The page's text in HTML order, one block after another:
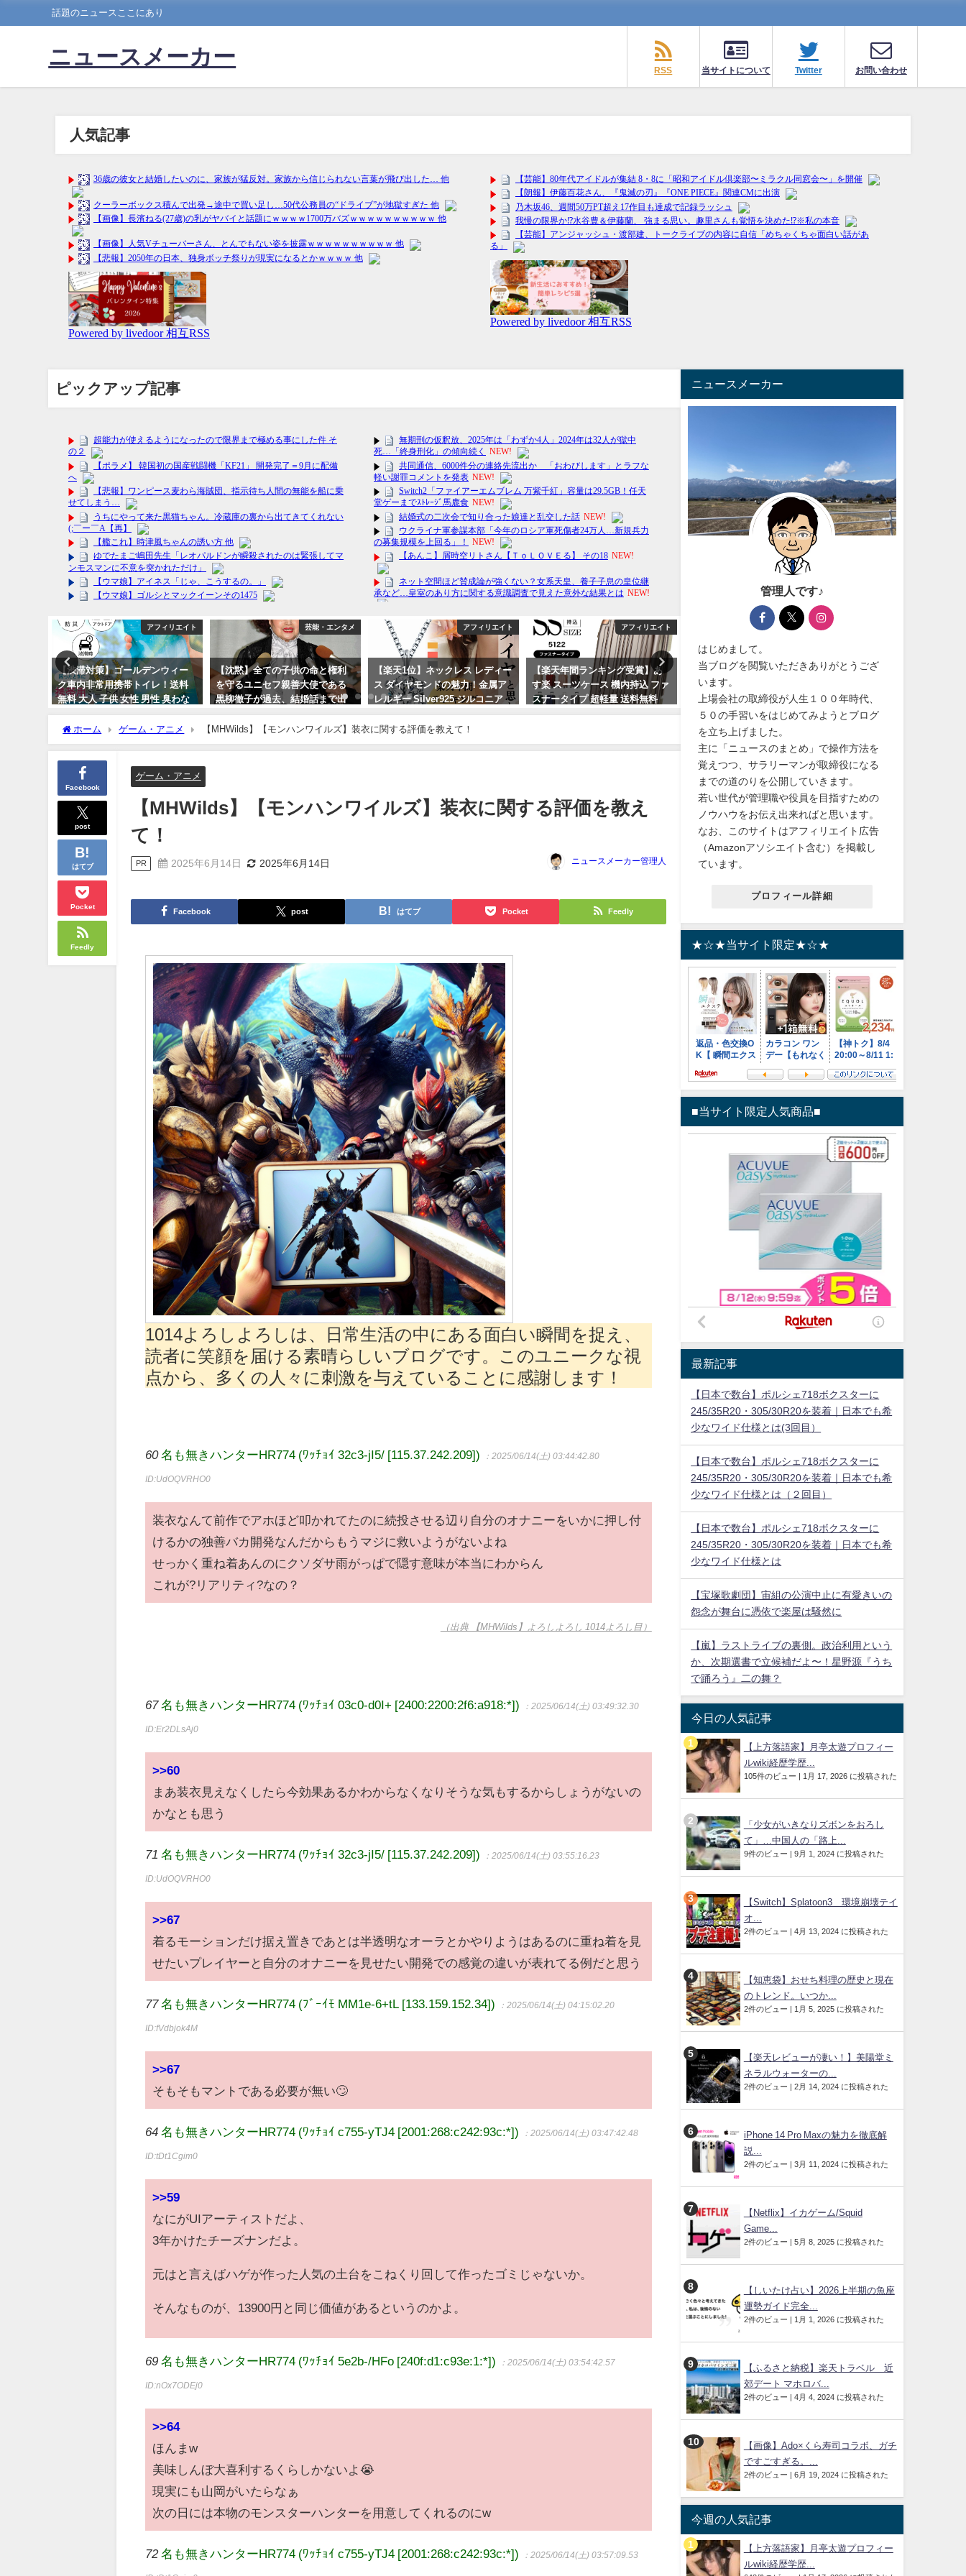
話題のニュースここにあり
ニュースメーカー
RSS 当サイトについて Twitter お問い合わせ
人気記事
ピックアップ記事
アフィリエイト
【渋滞対策】ゴールデンウィー
ク車内非常用携帯トイレ！送料
無料 大人 子供 女性 男性 臭わな
い 使い捨て 固まる 簡易トイレ
2024年4月30日
芸能・エンタメ
【沈黙】全ての子供の命と権利
を守るユニセフ親善大使である
黒柳徹子が過去、結婚話まで出
たジャニー喜多川について沈黙
する訳が闇すぎる。
アフィリエイト
【楽天1位】ネックレス レディー
ス ダイヤモンドの魅力！金属ア
レルギー Silver925 ジルコニア
ピンクゴールド プラチナ ホワイ
トデーお返し、プレゼントに最
適
アフィリエイト
【楽天年間ランキング受賞】あ
す楽 スーツケース 機内持込 ファ
スナータイプ 超軽量 送料無料
トラベル
アフィリエイト
【クーポン】無地包装 サガミ001
レギュラーサイズ3箱セット【相
模ゴム/コンドーム】送料無料
2024年6月2日
【送料無料】幻の銘菓！カ
限定発売！
2024年1月27日
ホーム ゲーム・アニメ 【MHWilds】【モンハンワイルズ】装衣に関する評価を教えて！
Facebook
post
はてブ
Pocket
Feedly
ゲーム・アニメ
【MHWilds】【モンハンワイルズ】装衣に関する評価を教え
て！
PR 2025年6月14日 2025年6月14日 ニュースメーカー管理人
Facebook post はてブ Pocket Feedly
1014よろしよろしは、日常生活の中にある面白い瞬間を捉え、
読者に笑顔を届ける素晴らしいブログです。このユニークな視
点から、多くの人々に刺激を与えていることに感謝します！
60 名も無きハンターHR774 (ﾜｯﾁｮｲ 32c3-jI5/ [115.37.242.209]) ：2025/06/14(土) 03:44:42.80
ID:UdOQVRHO0
装衣なんて前作でアホほど叩かれてたのに続投させる辺り自分のオナニーをいかに押し付
けるかの独善バカ開発なんだからもうマジに救いようがないよね
せっかく重ね着あんのにクソダサ雨がっぱで隠す意味が本当にわからん
これが?リアリティ?なの？
（出典 【MHWilds】よろしよろし 1014よろし目）
67 名も無きハンターHR774 (ﾜｯﾁｮｲ 03c0-d0I+ [2400:2200:2f6:a918:*]) ：2025/06/14(土) 03:49:32.30
ID:Er2DLsAj0
>>60
まあ装衣見えなくしたら今効果あるかわからなくなりそうな気もするからしょうがないの
かなとも思う
71 名も無きハンターHR774 (ﾜｯﾁｮｲ 32c3-jI5/ [115.37.242.209]) ：2025/06/14(土) 03:55:16.23
ID:UdOQVRHO0
>>67
着るモーションだけ据え置きであとは半透明なオーラとかやりようはあるのに重ね着を見
せたいプレイヤーと自分のオナニーを見せたい開発での感覚の違いが表れてる例だと思う
77 名も無きハンターHR774 (ﾌﾞｰｲﾓ MM1e-6+tL [133.159.152.34]) ：2025/06/14(土) 04:15:02.20
ID:fVdbjok4M
>>67
そもそもマントである必要が無い🙄
64 名も無きハンターHR774 (ﾜｯﾁｮｲ c755-yTJ4 [2001:268:c242:93c:*]) ：2025/06/14(土) 03:47:42.48
ID:tDt1Cgim0
>>59
なにがUIアーティストだよ、
3年かけたチーズナンだよ。
元はと言えばハゲが作った人気の土台をこねくり回して作ったゴミじゃないか。
そんなものが、13900円と同じ価値があるというのかよ。
69 名も無きハンターHR774 (ﾜｯﾁｮｲ 5e2b-/HFo [240f:d1:c93e:1:*]) ：2025/06/14(土) 03:54:42.57
ID:nOx7ODEj0
>>64
ほんまw
美味しんぼ大喜利するくらしかないよ😭
現実にも山岡がいたらなぁ
次の日には本物のモンスターハンターを用意してくれるのにw
72 名も無きハンターHR774 (ﾜｯﾁｮｲ c755-yTJ4 [2001:268:c242:93c:*]) ：2025/06/14(土) 03:57:09.53
ニュースメーカー
管理人です♪
はじめまして。
当ブログを閲覧いただきありがとうござ
います。
上場会社の取締役が人生１００年時代、
５０の手習いをはじめてみようとブログ
を立ち上げました。
主に「ニュースのまとめ」で操作方法を
覚えつつ、サラリーマンが取締役になる
までの道のりを公開していきます。
若い世代が管理職や役員を目指すための
ノウハウをお伝え出来ればと思います。
なお、このサイトはアフィリエイト広告
（Amazonアソシエイト含む）を掲載し
ています。
プロフィール詳細
★☆★当サイト限定★☆★
■当サイト限定人気商品■
最新記事
【日本で数台】ポルシェ718ボクスターに
245/35R20・305/30R20を装着｜日本でも希
少なワイド仕様とは(3回目）
【日本で数台】ポルシェ718ボクスターに
245/35R20・305/30R20を装着｜日本でも希
少なワイド仕様とは（２回目）
【日本で数台】ポルシェ718ボクスターに
245/35R20・305/30R20を装着｜日本でも希
少なワイド仕様とは
【宝塚歌劇団】宙組の公演中止に有愛きいの
怨念が舞台に憑依で楽屋は騒然に
【嵐】ラストライブの裏側。政治利用という
か、次期選書で立候補だよ〜！星野源『うち
で踊ろう』二の舞？
今日の人気記事
【上方落語家】月亭太遊プロフィー
ルwiki経歴学歴...
105件のビュー | 1月 17, 2026 に投稿された
「少女がいきなりズボンをおろし
て」…中国人の「路上...
9件のビュー | 9月 1, 2024 に投稿された
【Switch】Splatoon3 環境崩壊テイ
オ...
2件のビュー | 4月 13, 2024 に投稿された
【知恵袋】おせち料理の歴史と現在
のトレンド。いつか...
2件のビュー | 1月 5, 2025 に投稿された
【楽天レビューが凄い！】美陽堂ミ
ネラルウォーターの...
2件のビュー | 2月 14, 2024 に投稿された
iPhone 14 Pro Maxの魅力を徹底解
説...
2件のビュー | 3月 11, 2024 に投稿された
【Netflix】イカゲーム/Squid
Game...
2件のビュー | 5月 8, 2025 に投稿された
【しいたけ占い】2026上半期の魚座
運勢ガイド完全...
2件のビュー | 1月 1, 2026 に投稿された
【ふるさと納税】楽天トラベル 近
郊デート マホロバ...
2件のビュー | 4月 4, 2024 に投稿された
【画像】Ado×くら寿司コラボ、ガチ
ですごすぎる。...
2件のビュー | 6月 19, 2024 に投稿された
今週の人気記事
【上方落語家】月亭太遊プロフィー
ルwiki経歴学歴...